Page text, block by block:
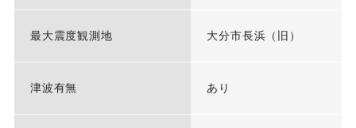
最大震度観測地 大分市長浜（旧）
津波有無 あり